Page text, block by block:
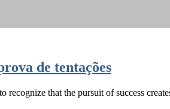
de tentações
that the pursuit of success